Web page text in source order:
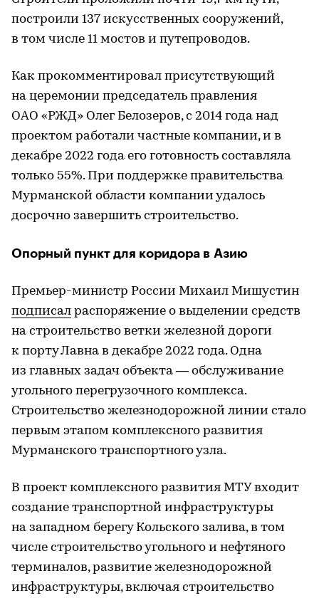
построили 137 искусственных сооружений,
в том числе 11 мостов и путепроводов.
Как прокомментировал присутствующий
на церемонии председатель правления
ОАО «РЖД» Олег Белозеров, с 2014 года над
проектом работали частные компании, и в
декабре 2022 года его готовность составляла
только 55%. При поддержке правительства
Мурманской области компании удалось
досрочно завершить строительство.
Опорный пункт для коридора в Азию
Премьер-министр России Михаил Мишустин
подписал распоряжение о выделении средств
на строительство ветки железной дороги
к порту Лавна в декабре 2022 года. Одна
из главных задач объекта — обслуживание
угольного перегрузочного комплекса.
Строительство железнодорожной линии стало
первым этапом комплексного развития
Мурманского транспортного узла.
В проект комплексного развития МТУ входит
создание транспортной инфраструктуры
на западном берегу Кольского залива, в том
числе строительство угольного и нефтяного
терминалов, развитие железнодорожной
инфраструктуры, включая строительство